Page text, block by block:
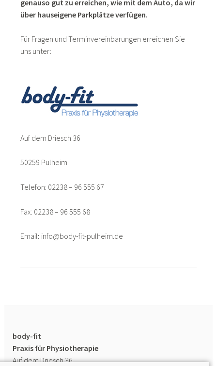
genauso gut zu erreichen, wie mit dem Auto, da wir
über hauseigene Parkplätze verfügen.
Für Fragen und Terminvereinbarungen erreichen Sie
uns unter:
Auf dem Driesch 36
50259 Pulheim
Telefon: 02238 – 96 555 67
Fax: 02238 – 96 555 68
Email: info@body-fit-pulheim.de
body-fit
Praxis für Physiotherapie
Auf dem Driesch 36